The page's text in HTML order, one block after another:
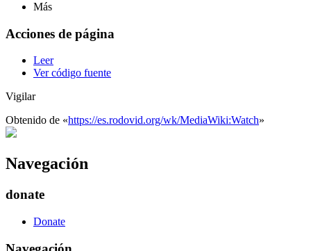
Más
Acciones de página
Leer
Ver código fuente
Vigilar
Obtenido de «https://es.rodovid.org/wk/MediaWiki:Watch»
Navegación
donate
Donate